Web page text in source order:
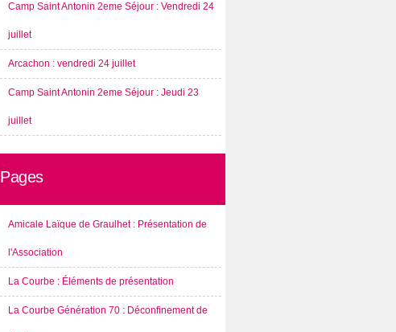
Camp Saint Antonin 2eme Séjour : Vendredi 24
juillet
Arcachon : vendredi 24 juillet
Camp Saint Antonin 2eme Séjour : Jeudi 23
juillet
Pages
Amicale Laïque de Graulhet : Présentation de
l'Association
La Courbe : Éléments de présentation
La Courbe Génération 70 : Déconfinement de